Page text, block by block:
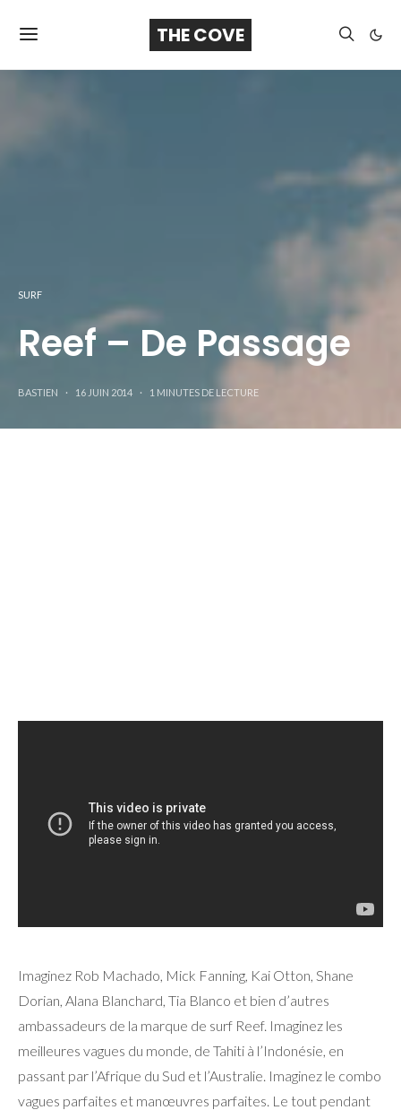
THE COVE
SURF
Reef – De Passage
BASTIEN 16 JUIN 2014 1 MINUTES DE LECTURE
Imaginez Rob Machado, Mick Fanning, Kai Otton, Shane
Dorian, Alana Blanchard, Tia Blanco et bien d’autres
ambassadeurs de la marque de surf Reef. Imaginez les
meilleures vagues du monde, de Tahiti à l’Indonésie, en
passant par l’Afrique du Sud et l’Australie. Imaginez le combo
vagues parfaites et manœuvres parfaites. Le tout pendant